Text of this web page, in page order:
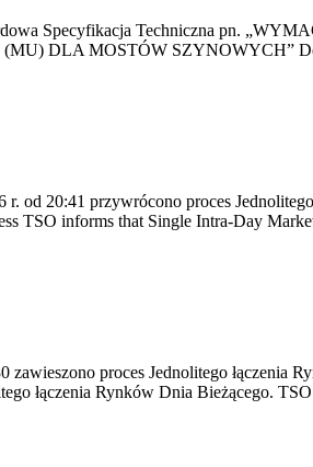
Specyfikacja Techniczna pn.
DLA MOSTÓW SZYNOWYCH”
od 20:41 przywrócono proces
TSO informs that Single Intra-Day
proces Jednolitego łączenia
łączenia Rynków Dnia Bieżącego.